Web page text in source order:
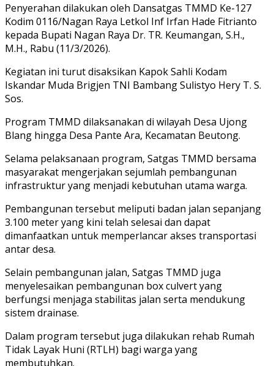
Penyerahan dilakukan oleh Dansatgas TMMD Ke-127
Kodim 0116/Nagan Raya Letkol Inf Irfan Hade Fitrianto
kepada Bupati Nagan Raya Dr. TR. Keumangan, S.H.,
M.H., Rabu (11/3/2026).
Kegiatan ini turut disaksikan Kapok Sahli Kodam
Iskandar Muda Brigjen TNI Bambang Sulistyo Hery T. S.
Sos.
Program TMMD dilaksanakan di wilayah Desa Ujong
Blang hingga Desa Pante Ara, Kecamatan Beutong.
Selama pelaksanaan program, Satgas TMMD bersama
masyarakat mengerjakan sejumlah pembangunan
infrastruktur yang menjadi kebutuhan utama warga.
Pembangunan tersebut meliputi badan jalan sepanjang
3.100 meter yang kini telah selesai dan dapat
dimanfaatkan untuk memperlancar akses transportasi
antar desa.
Selain pembangunan jalan, Satgas TMMD juga
menyelesaikan pembangunan box culvert yang
berfungsi menjaga stabilitas jalan serta mendukung
sistem drainase.
Dalam program tersebut juga dilakukan rehab Rumah
Tidak Layak Huni (RTLH) bagi warga yang
membutuhkan.